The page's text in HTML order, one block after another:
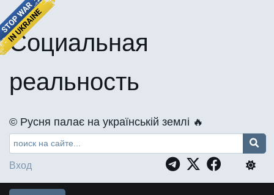
Социальная
реальность
©️ Русня палає на українській землі 🔥
Вход